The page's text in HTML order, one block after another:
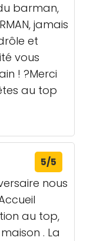
barman,
jamais
et
vous
! ?Merci
au top
5/5
nous
au top,
. La